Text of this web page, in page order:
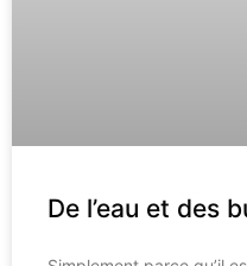
De l’eau et des